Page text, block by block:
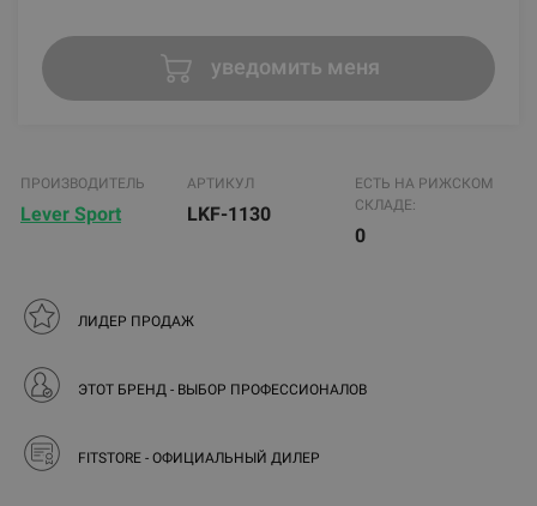
уведомить меня
ПРОИЗВОДИТЕЛЬ
Lever Sport
АРТИКУЛ
LKF-1130
ЕСТЬ НА РИЖСКОМ
СКЛАДЕ:
0
ЛИДЕР ПРОДАЖ
ЭТОТ БРЕНД - ВЫБОР ПРОФЕССИОНАЛОВ
FITSTORE - ОФИЦИАЛЬНЫЙ ДИЛЕР